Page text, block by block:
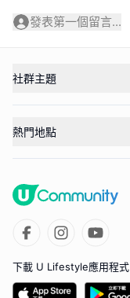
發表第一個留言...
社群主題
熱門地點
下載 U Lifestyle應用程式